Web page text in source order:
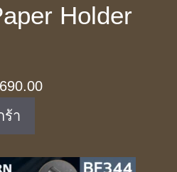
Holder
690.00Current
฿690.00.
ร้า